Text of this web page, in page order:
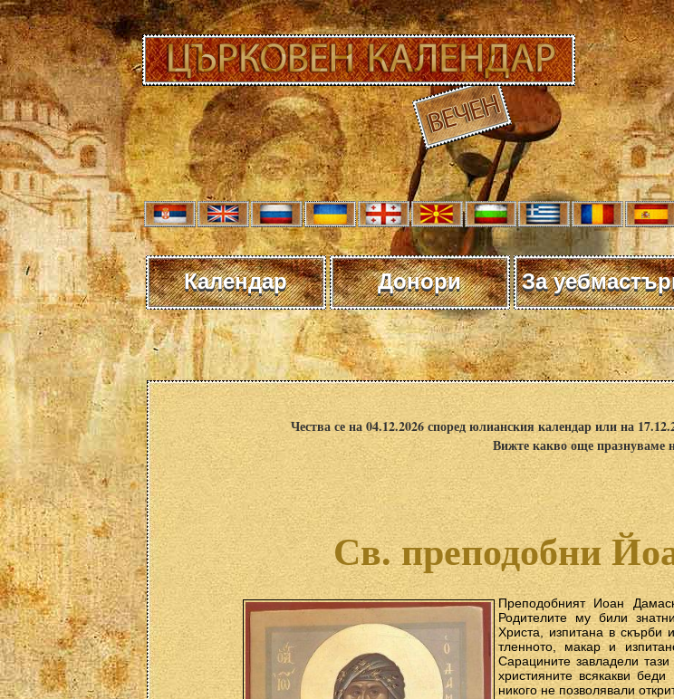
Календар Донори За
Чества се на 04.12.2026 според юлианския календар или на
Вижте какво още празнуваме
Св. преподобни
Преподобният Иоан
Родителите му били
Христа, изпитана в скърби
тленното, макар и
Сарацините завладели
християните всякакви
никого не позволявали